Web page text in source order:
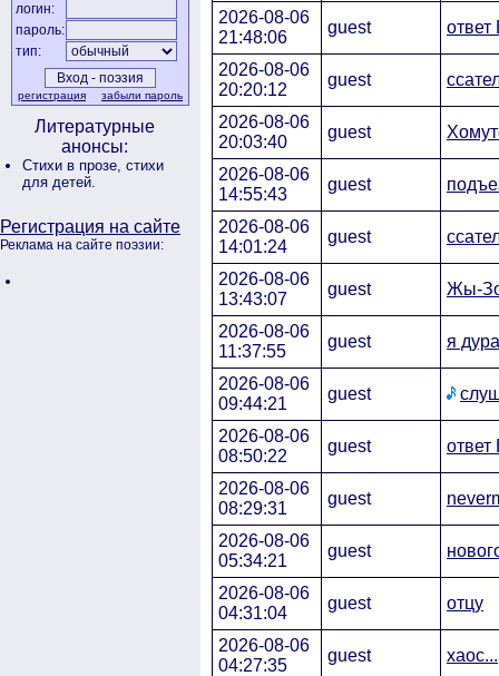
логин:
пароль:
тип:
регистрация забыли пароль
Литературные
анонсы:
Стихи в прозе, стихи
для детей.
Регистрация на сайте
Реклама на сайте поэзии:
2026-08-06
21:48:06
guest
2026-08-06
20:20:12
guest
2026-08-06
20:03:40
guest
2026-08-06
14:55:43
guest
2026-08-06
14:01:24
guest
2026-08-06
13:43:07
guest Жы-
2026-08-06
11:37:55
guest я
2026-08-06
09:44:21
guest
2026-08-06
08:50:22
guest
2026-08-06
08:29:31
guest
2026-08-06
05:34:21
guest
2026-08-06
04:31:04
guest отцу
2026-08-06
04:27:35
guest хаос...